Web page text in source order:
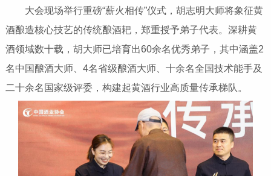
大会现场举行重磅“薪火相传”仪式，胡志明大师将象征黄
酒酿造核心技艺的传统酿酒耙，郑重授予弟子代表。深耕黄
酒领域数十载，胡大师已培育出60余名优秀弟子，其中涵盖2
名中国酿酒大师、4名省级酿酒大师、十余名全国技术能手及
二十余名国家级评委，构建起黄酒行业高质量传承梯队。